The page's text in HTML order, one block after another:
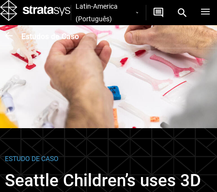
Latin-America
(Português)
Estudos de Caso
ESTUDO DE CASO
Seattle Children’s uses 3D